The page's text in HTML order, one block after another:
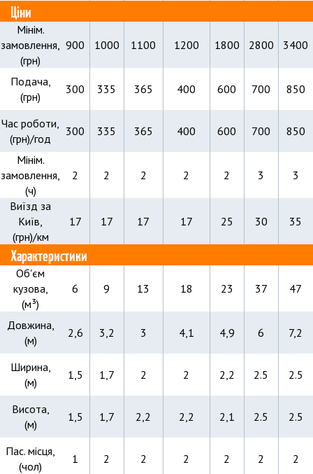
Ціни
Мінім.
замовлення,
(грн)
900 1000 1100 1200 1800 2800 3400
Подача,
(грн)
300 335 365 400 600 700 850
Час роботи,
(грн)/год
300 335 365 400 600 700 850
Мінім.
замовлення,
(ч)
2 2 2 2 2 3 3
Виїзд за
Київ,
(грн)/км
17 17 17 17 25 30 35
Характеристики
Об'єм
кузова,
(м³)
6 9 13 18 23 37 47
Довжина,
(м)
2,6 3,2 3 4,1 4,9 6 7,2
Ширина,
(м)
1,5 1,7 2 2 2,2 2.5 2.5
Висота,
(м)
1,5 1,7 2,2 2,2 2,1 2.5 2.5
Пас. місця,
(чол)
1 2 2 2 2 2 2